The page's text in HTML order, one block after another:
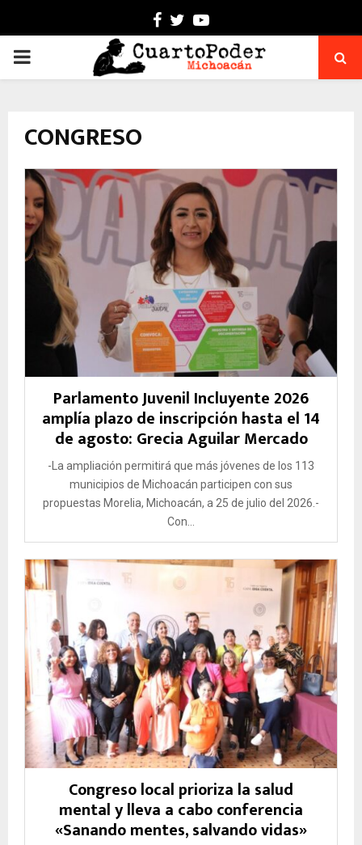
Facebook
TwitterYoutube
PRIMARY
CONGRESO
Parlamento Juvenil Incluyente 2026
amplía plazo de inscripción hasta el 14
de agosto: Grecia Aguilar Mercado
-La ampliación permitirá que más jóvenes de los 113
municipios de Michoacán participen con sus
propuestas Morelia, Michoacán, a 25 de julio del 2026.-
Con...
Congreso local prioriza la salud
mental y lleva a cabo conferencia
«Sanando mentes, salvando vidas»